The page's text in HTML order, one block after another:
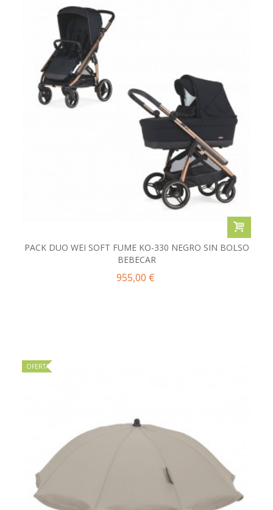
PACK DUO WEI SOFT FUME KO-330 NEGRO SIN BOLSO
BEBECAR
955,00 €
OFERTA